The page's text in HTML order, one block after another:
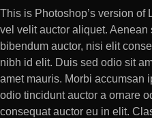
This is Photoshop’s version of
vel velit auctor aliquet.
bibendum auctor, nisi elit
nibh id elit. Duis sed odio sit
amet mauris. Morbi accumsan
odio tincidunt auctor a ornare
consequat auctor eu in elit.